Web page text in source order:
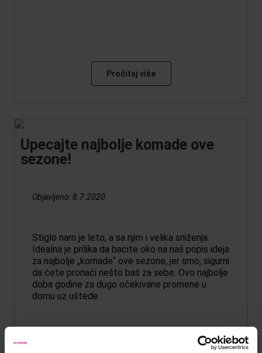
Pročitaj više
Upecajte najbolje komade ove
sezone!
Objavljeno:8.7.2020.
Stiglo nam je leto, a sa njim i velika sniženja.
Idealna je prilika da bacite oko na naš popis ideja
za najbolje „komade“ ove sezone, jer smo, sigurni
da ćete pronaći nešto baš za sebe. Ovo najbolje
doba godine za dugo očekivane promene u
domu uz uštede.